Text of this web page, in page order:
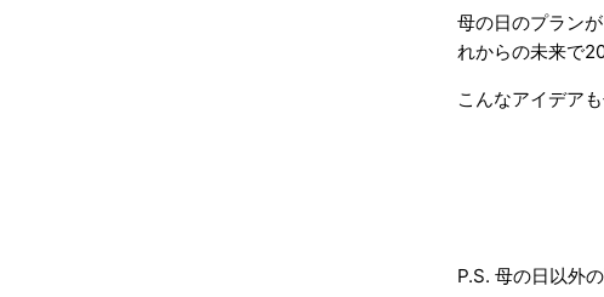
母の日のプラン
れからの未来で
こんなアイデア
P.S. 母の日以外